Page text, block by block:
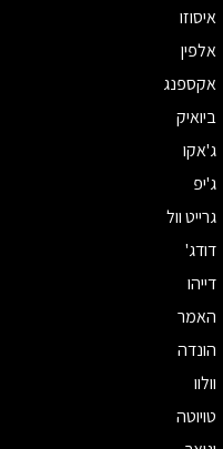
איסוזו
אלפין
אקספנג
ביואיק
ג'אקו
ג'יפ
גרייט וול
דודג'
דייהו
האמר
הונדה
וולוו
טויוטה